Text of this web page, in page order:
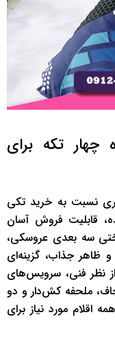
چهار تکه برای
نسبت به خرید تکی
قابلیت فروش آسان
سه بعدی عروسکی،
ظاهر جذاب، گزینه‌ای
نظر فنی، سرویس‌های
ملحفه کش‌دار و دو
اقلام مورد نیاز برای